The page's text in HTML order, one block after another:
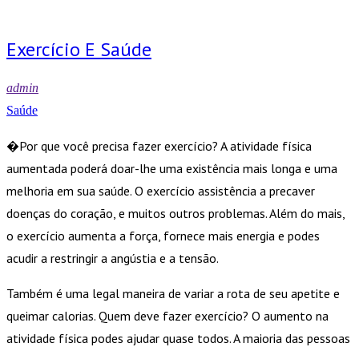
Exercício E Saúde
admin
Saúde
�Por que você precisa fazer exercício? A atividade física
aumentada poderá doar-lhe uma existência mais longa e uma
melhoria em sua saúde. O exercício assistência a precaver
doenças do coração, e muitos outros problemas. Além do mais,
o exercício aumenta a força, fornece mais energia e podes
acudir a restringir a angústia e a tensão.
Também é uma legal maneira de variar a rota de seu apetite e
queimar calorias. Quem deve fazer exercício? O aumento na
atividade física podes ajudar quase todos. A maioria das pessoas